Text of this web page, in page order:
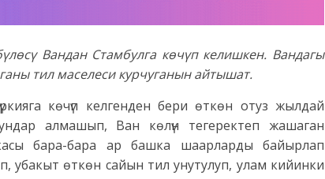
Вандан Стамбулга көчүп келишкен. Вандагы
тил маселеси курчуганын айтышат.
көчүп келгенден бери өткөн отуз жылдай
алмашып, Ван көлүн тегеректеп жашаган
бара-бара ар башка шаарларды байырлап
убакыт өткөн сайын тил унутулуп, улам кийинки